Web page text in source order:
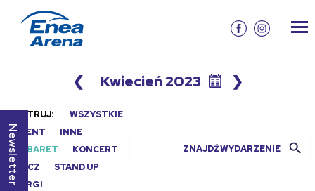
❮ Kwiecień 2023 ❯
FILTRUJ:
WSZYSTKIE
EVENT
INNE
KABARET
KONCERT
MECZ
STAND UP
TARGI
Newsletter